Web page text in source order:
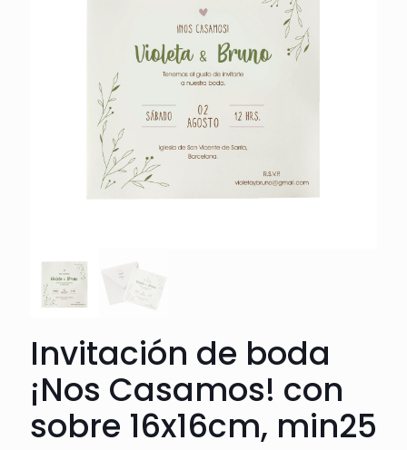
Invitación de boda
¡Nos Casamos! con
sobre 16x16cm, min25